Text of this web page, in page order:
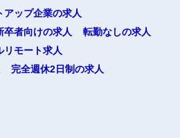
択する
アップ企業の求人
卒者向けの求人
転勤なしの求人
リモート求人
完全週休2日制の求人